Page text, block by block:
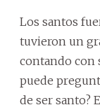
Los santos
tuvieron un
contando con
puede
de ser santo?